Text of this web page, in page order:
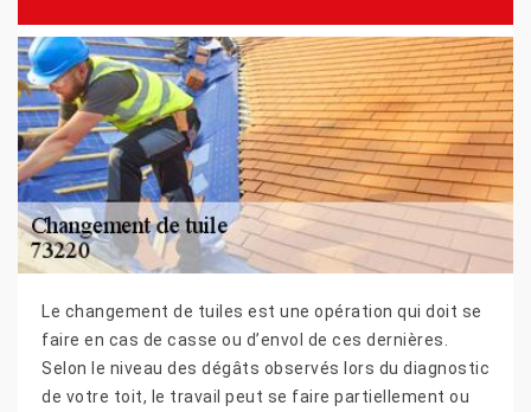
Le changement de tuiles est une opération qui doit se
faire en cas de casse ou d’envol de ces dernières.
Selon le niveau des dégâts observés lors du diagnostic
de votre toit, le travail peut se faire partiellement ou